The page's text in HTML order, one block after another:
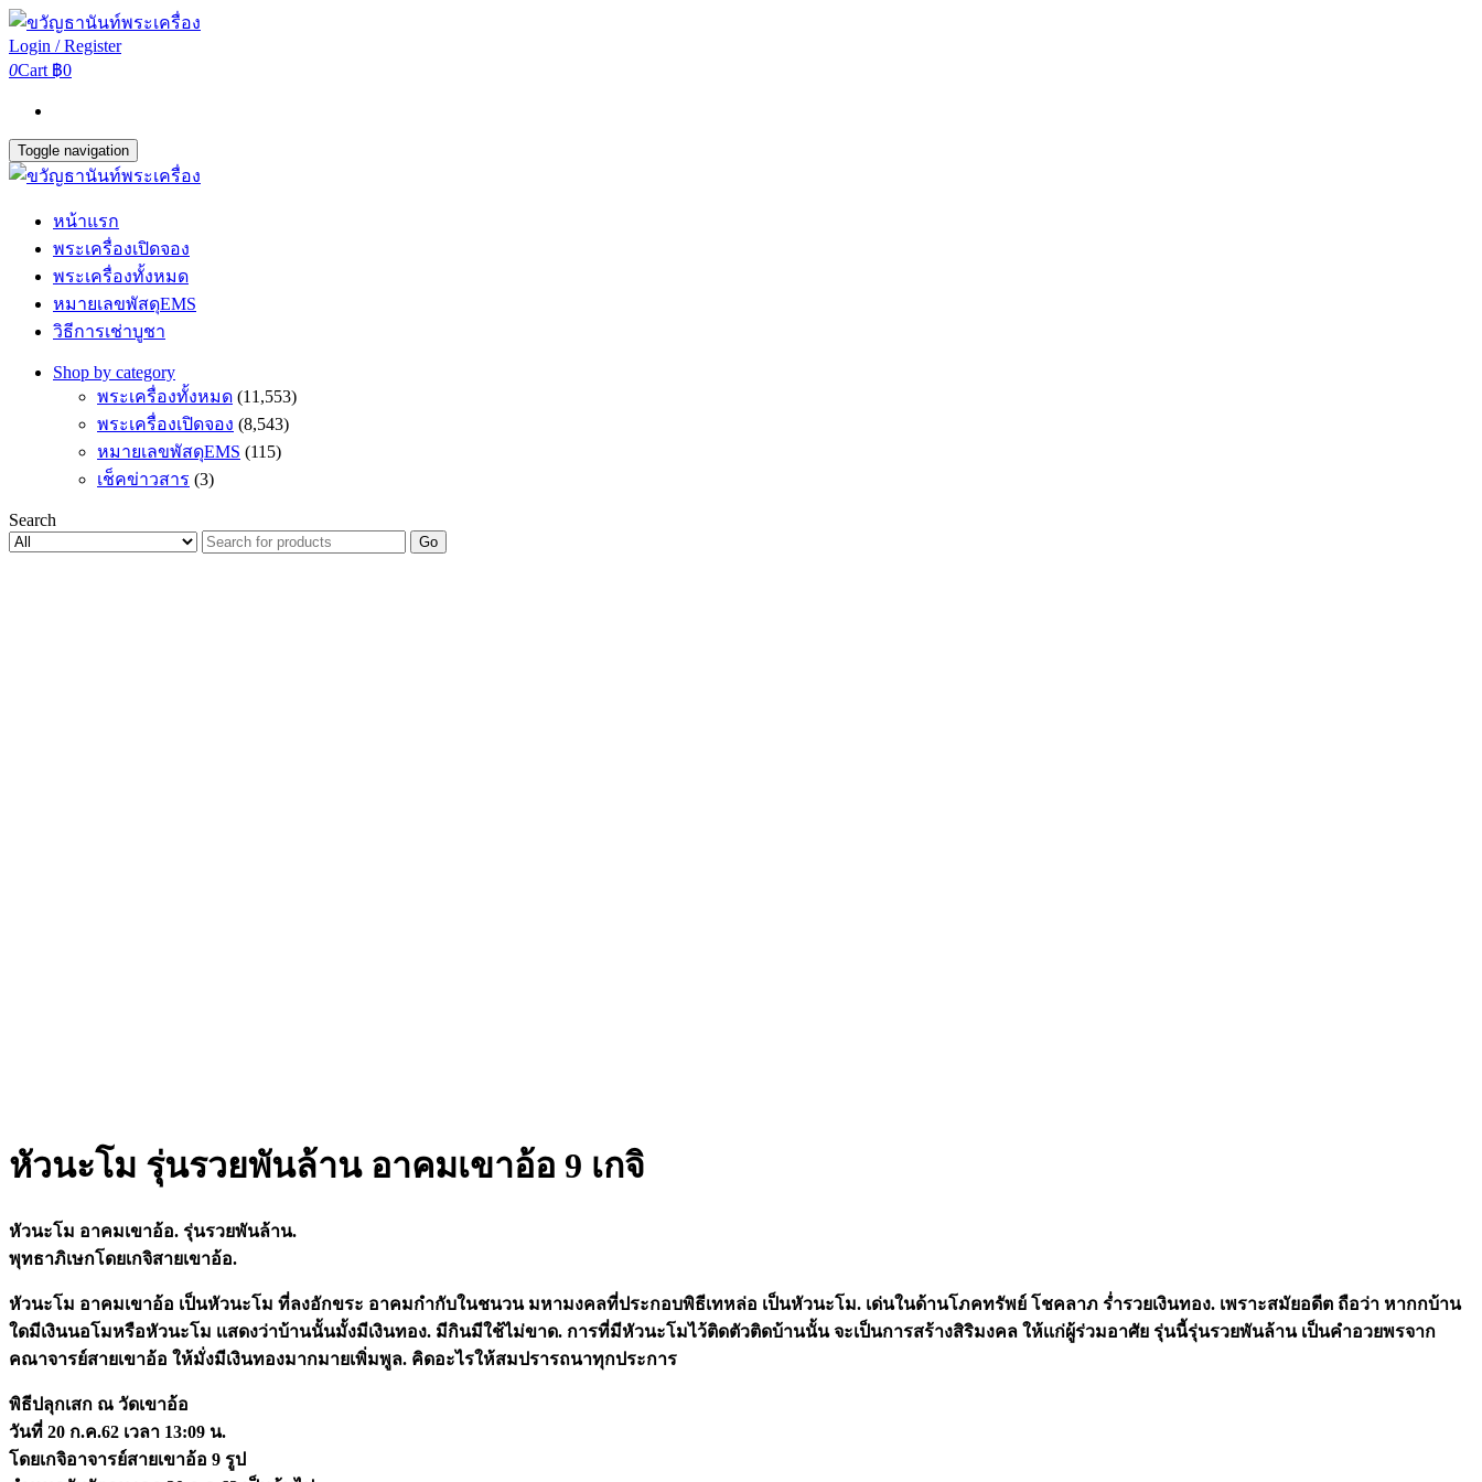
Login / Register
0Cart ฿0
Toggle navigation
หน้าแรก
พระเครื่องเปิดจอง
พระเครื่องทั้งหมด
หมายเลขพัสดุEMS
วิธีการเช่าบูชา
Shop by category
พระเครื่องทั้งหมด (11,553)
พระเครื่องเปิดจอง (8,543)
หมายเลขพัสดุEMS (115)
เช็คข่าวสาร (3)
Search
Go
หัวนะโม รุ่นรวยพันล้าน อาคมเขาอ้อ 9 เกจิ
หัวนะโม อาคมเขาอ้อ. รุ่นรวยพันล้าน.
พุทธาภิเษกโดยเกจิสายเขาอ้อ.
หัวนะโม อาคมเขาอ้อ เป็นหัวนะโม ที่ลงอักขระ อาคมกำกับในชนวน มหามงคลที่ประกอบพิธีเทหล่อ เป็นหัวนะโม. เด่นในด้านโภคทรัพย์ โชคลาภ ร่ำรวยเงินทอง. เพราะสมัยอดีต ถือว่า หากกบ้าน
ใดมีเงินนอโมหรือหัวนะโม เเสดงว่าบ้านนั้นมั้งมีเงินทอง. มีกินมีใช้ไม่ขาด. การที่มีหัวนะโมไว้ติดตัวติดบ้านนั้น จะเป็นการสร้างสิริมงคล ให้เเก่ผู้ร่วมอาศัย รุ่นนี้รุ่นรวยพันล้าน เป็นคำอวยพรจาก
คณาจารย์สายเขาอ้อ ให้มั่งมีเงินทองมากมายเพิ่มพูล. คิดอะไรให้สมปรารถนาทุกประการ
พิธีปลุกเสก ณ วัดเขาอ้อ
วันที่ 20 ก.ค.62 เวลา 13:09 น.
โดยเกจิอาจารย์สายเขาอ้อ 9 รูป